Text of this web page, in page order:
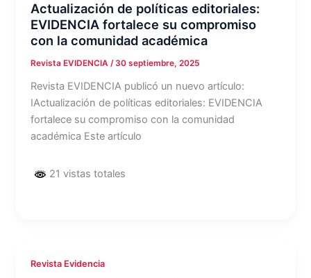
Actualización de políticas editoriales:
EVIDENCIA fortalece su compromiso
con la comunidad académica
Revista EVIDENCIA/ 30 septiembre, 2025
Revista EVIDENCIA publicó un nuevo artículo:
IActualización de políticas editoriales: EVIDENCIA
fortalece su compromiso con la comunidad
académica Este artículo
21 vistas totales
Revista Evidencia